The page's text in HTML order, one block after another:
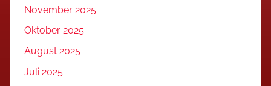
November 2025
Oktober 2025
August 2025
Juli 2025